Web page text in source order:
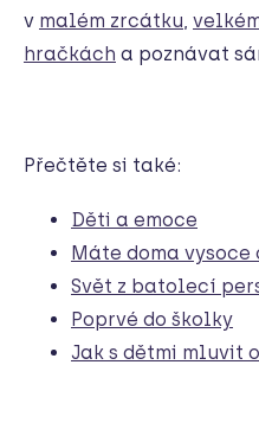
v malém zrcátku
hračkách a poznávat
Přečtěte si také:
Děti a emoce
Máte doma
Svět z batolecí
Poprvé do školky
Jak s dětmi mluvit